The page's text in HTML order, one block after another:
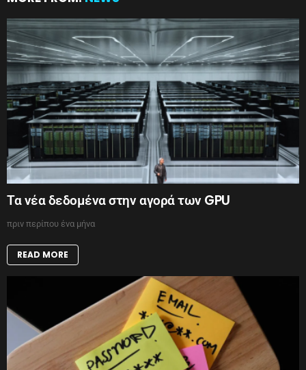
Τα νέα δεδομένα στην αγορά των GPU
πριν περίπου ένα μήνα
READ MORE